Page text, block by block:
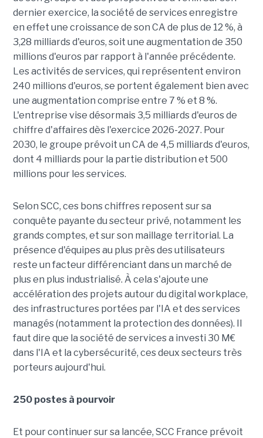
dernier exercice, la société de services enregistre
en effet une croissance de son CA de plus de 12 %, à
3,28 milliards d'euros, soit une augmentation de 350
millions d'euros par rapport à l'année précédente.
Les activités de services, qui représentent environ
240 millions d'euros, se portent également bien avec
une augmentation comprise entre 7 % et 8 %.
L'entreprise vise désormais 3,5 milliards d'euros de
chiffre d'affaires dès l'exercice 2026-2027. Pour
2030, le groupe prévoit un CA de 4,5 milliards d'euros,
dont 4 milliards pour la partie distribution et 500
millions pour les services.
Selon SCC, ces bons chiffres reposent sur sa
conquête payante du secteur privé, notamment les
grands comptes, et sur son maillage territorial. La
présence d'équipes au plus près des utilisateurs
reste un facteur différenciant dans un marché de
plus en plus industrialisé. À cela s'ajoute une
accélération des projets autour du digital workplace,
des infrastructures portées par l'IA et des services
managés (notamment la protection des données). Il
faut dire que la société de services a investi 30 M€
dans l'IA et la cybersécurité, ces deux secteurs très
porteurs aujourd'hui.
250 postes à pourvoir
Et pour continuer sur sa lancée, SCC France prévoit